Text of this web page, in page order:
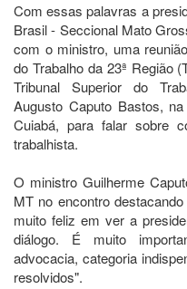
Com essas palavras a
Brasil - Seccional Mato
com o ministro, uma
do Trabalho da 23ª Região
Tribunal Superior do
Augusto Caputo Bastos,
Cuiabá, para falar sobre
trabalhista.
O ministro Guilherme
MT no encontro
muito feliz em ver a
diálogo. É muito
advocacia, categoria
resolvidos".